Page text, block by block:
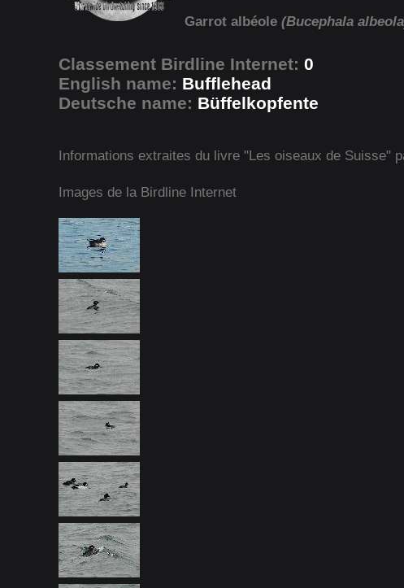
Garrot albéole (Bucephala
Classement Birdline Internet: 0
English name: Bufflehead
Deutsche name: Büffelkopfente
Informations extraites du livre "Les oiseaux de Suisse"
Images de la Birdline Internet